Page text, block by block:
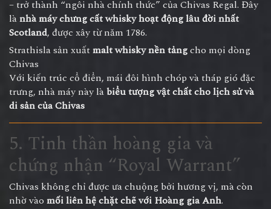
– trở thành “ngôi nhà chính thức” của Chivas Regal. Đây
lànhà máy chưng cất whisky hoạt động lâu đời nhất
Scotland, được xây từ năm 1786.
Strathisla sản xuấtmalt whisky nền tảngcho mọi dòng
Chivas
Với kiến trúc cổ điển, mái đôi hình chóp và tháp gió đặc
trưng, nhà máy này làbiểu tượng vật chất cho lịch sử và
di sản của Chivas
5. Tinh thần hoàng gia và
chứng nhận “Royal Warrant”
Chivas không chỉ được ưa chuộng bởi hương vị, mà còn
nhờ vào mối liên hệ chặt chẽ với Hoàng gia Anh.